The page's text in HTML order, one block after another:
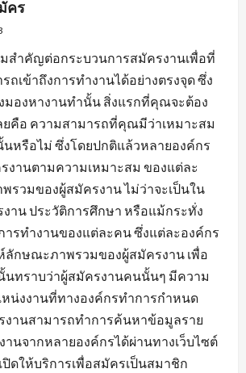
คร
สำคัญต่อกระบวนการสมัครงานเพื่อที่
ถเข้าถึงการทำงานได้อย่างตรงจุด ซึ่ง
มองหางานทำนั้น สิ่งแรกที่คุณจะต้อง
ยคือ ความสามารถที่คุณมีว่าเหมาะสม
หรือไม่ ซึ่งโดยปกติแล้วหลายองค์กร
งานตามความเหมาะสม ของแต่ละ
รวมของผู้สมัครงาน ไม่ว่าจะเป็นใน
าน ประวัติการศึกษา หรือแม้กระทั่ง
รทำงานของแต่ละคน ซึ่งแต่ละองค์กร
ลักษณะภาพรวมของผู้สมัครงาน เพื่อ
นทราบว่าผู้สมัครงานคนนั้นๆ มีความ
น่งงานที่ทางองค์กรทำการกำหนด
านสามารถทำการค้นหาข้อมูลราย
านจากหลายองค์กรได้ผ่านทางเว็บไซต์
ดให้บริการเพื่อสมัครเป็นสมาชิก